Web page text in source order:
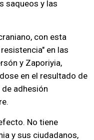
saqueos y las
con esta
en las
y Zaporiyia,
en el resultado de
adhesión
No tiene
y sus ciudadanos,